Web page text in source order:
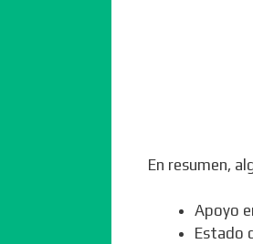
En resumen,
Apoyo
Estado